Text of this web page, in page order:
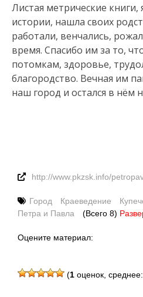
Листая метрические книги,
истории, нашла своих
работали, венчались,
время. Спасибо им за то,
потомкам, здоровье,
благородство. Вечная им
наш город и остался в нём
http://www.pkzsk.info/
Город Краеведение
Петра и Павла
(Всего 8)
Оцените материал:
(1 оценок, среднее: